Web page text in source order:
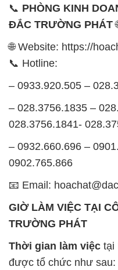
chiều: từ 12h30 đến
12h30 đến 16h
thủ giờ làm việc để
khách hàng và đảm
nhất của nhân viên.
BẢN ĐỒ MAP TẠI
TRƯỜNG PHÁT
ĐỊA CHỈ: 1229C
Đông B, Quận Bình
Minh